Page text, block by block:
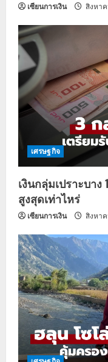
เซียนการเงิน สิงหา
เศรษฐกิจ
เงินกลุ่มเปราะบา
สูงสุดเท่าไหร่
เซียนการเงิน สิงหา